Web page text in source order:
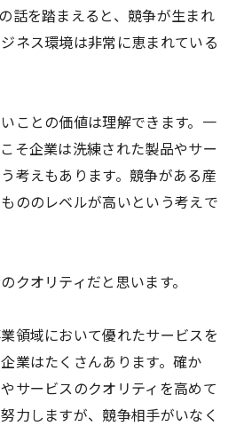
話を踏まえると、競争が生まれ
ネス環境は非常に恵まれている
ことの価値は理解できます。一
そ企業は洗練された製品やサー
考えもあります。競争がある産
ののレベルが高いという考えで
クオリティだと思います。
領域において優れたサービスを
業はたくさんあります。確か
サービスのクオリティを高めて
力しますが、競争相手がいなく